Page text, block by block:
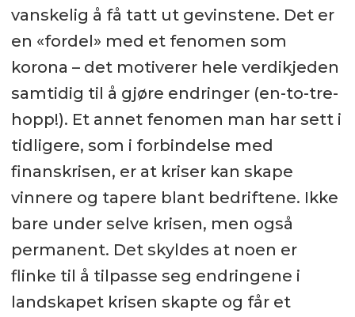
vanskelig å få tatt ut gevinstene. Det er
en «fordel» med et fenomen som
korona – det motiverer hele verdikjeden
samtidig til å gjøre endringer (en-to-tre-
hopp!). Et annet fenomen man har sett i
tidligere, som i forbindelse med
finanskrisen, er at kriser kan skape
vinnere og tapere blant bedriftene. Ikke
bare under selve krisen, men også
permanent. Det skyldes at noen er
flinke til å tilpasse seg endringene i
landskapet krisen skapte og får et